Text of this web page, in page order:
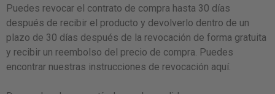
Puedes revocar el contrato de compra hasta 30 días
después de recibir el producto y devolverlo dentro de un
plazo de 30 días después de la revocación de forma gratuita
y recibir un reembolso del precio de compra. Puedes
encontrar nuestras instrucciones de revocación aquí.